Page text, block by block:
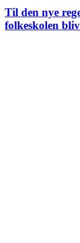
Til den nye
folkeskolen